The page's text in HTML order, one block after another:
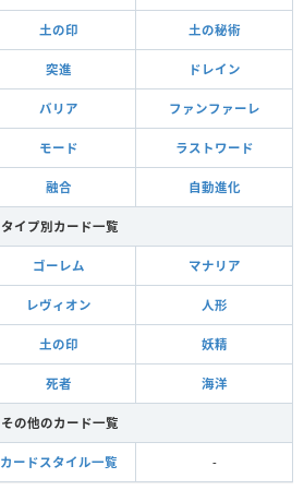
土の印 土の秘術
突進 ドレイン
バリア ファンファーレ
モード ラストワード
融合 自動進化
タイプ別カード一覧
ゴーレム マナリア
レヴィオン 人形
土の印 妖精
死者 海洋
その他のカード一覧
カードスタイル一覧 -